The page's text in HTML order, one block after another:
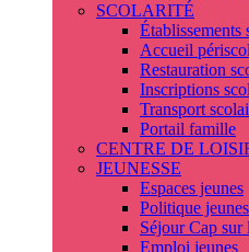
SCOLARITÉ
Établissements
Accueil
Restauration
Inscriptions
Transport
Portail famille
CENTRE DE
JEUNESSE
Espaces jeunes
Politique
Séjour Cap
Emploi jeunes